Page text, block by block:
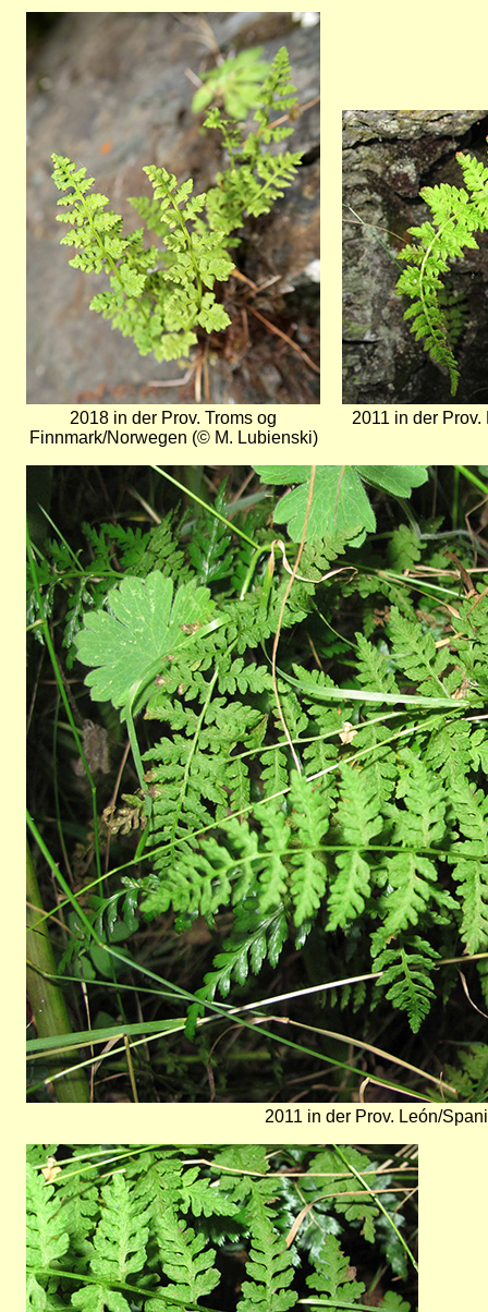
Bild
2018 in der Prov. Troms og
Finnmark/Norwegen (© M. Lubienski)
Bild
2011 in der
2011 in der Prov. León/
Bild